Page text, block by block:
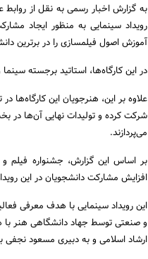
به گزارش اخبار رسمی به نقل از
رویداد سینمایی به منظور ایجاد
آموزش اصول فیلمسازی را در برترین
در این کارگاه‌‌ها، استاتید برجسته
علاوه بر این، هنرجویان این کارگاه‌ها
شرکت کرده و تولیدات نهایی آن‌ها در
می‌پردازند.
بر اساس این گزارش، جشنواره فیلم
افزایش مشارکت دانشجویان در این
این رویداد سینمایی با هدف معرفی
و صنعتی توسط جهاد دانشگاهی هنر
ارشاد اسلامی و به دبیری مسعود نجفی